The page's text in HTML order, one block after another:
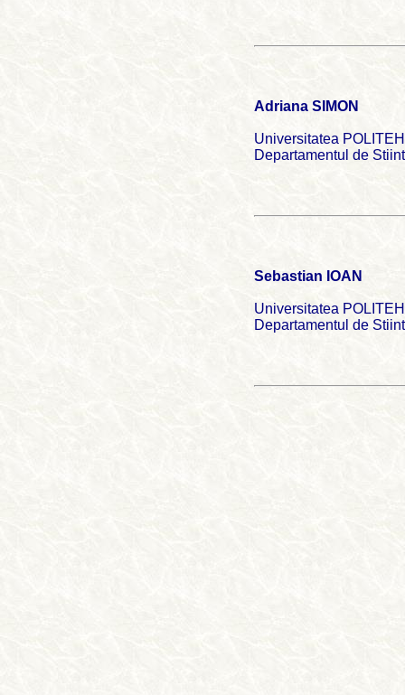
Adriana SIMON
Universitatea
Departamentul de
Sebastian IOAN
Universitatea
Departamentul de